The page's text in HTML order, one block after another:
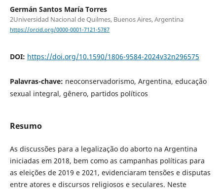
Germán Santos María Torres
2Universidad Nacional de Quilmes, Buenos Aires, Argentina
https://orcid.org/0000-0001-7121-5787
DOI: https://doi.org/10.1590/1806-9584-2024v32n296575
Palavras-chave: neoconservadorismo, Argentina, educação
sexual integral, gênero, partidos políticos
Resumo
As discussões para a legalização do aborto na Argentina
iniciadas em 2018, bem como as campanhas políticas para
as eleições de 2019 e 2021, evidenciaram tensões e disputas
entre atores e discursos religiosos e seculares. Neste